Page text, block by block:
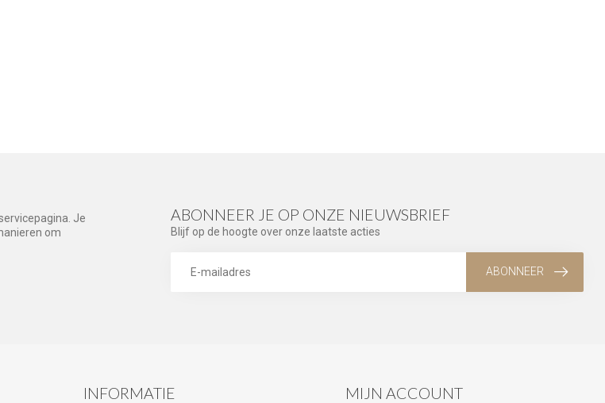
Je
om
ABONNEER JE OP ONZE NIEUWSBRIEF
Blijf op de hoogte over onze laatste acties
ABONNEER
INFORMATIE MIJN ACCOUNT